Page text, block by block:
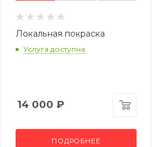
Локальная покраска
Услуга доступна
14 000 ₽
ПОДРОБНЕЕ